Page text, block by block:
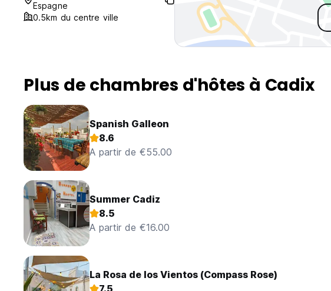
Espagne
0.5km du centre ville
Plus de chambres d'hôtes à Cadix
Spanish Galleon
8.6
A partir de €55.00
Summer Cadiz
8.5
A partir de €16.00
La Rosa de los Vientos (Compass Rose)